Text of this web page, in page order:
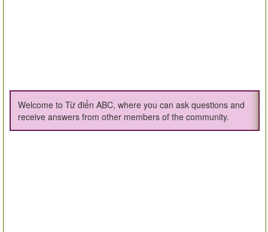
Welcome to Từ điển ABC, where you can ask questions and
receive answers from other members of the community.